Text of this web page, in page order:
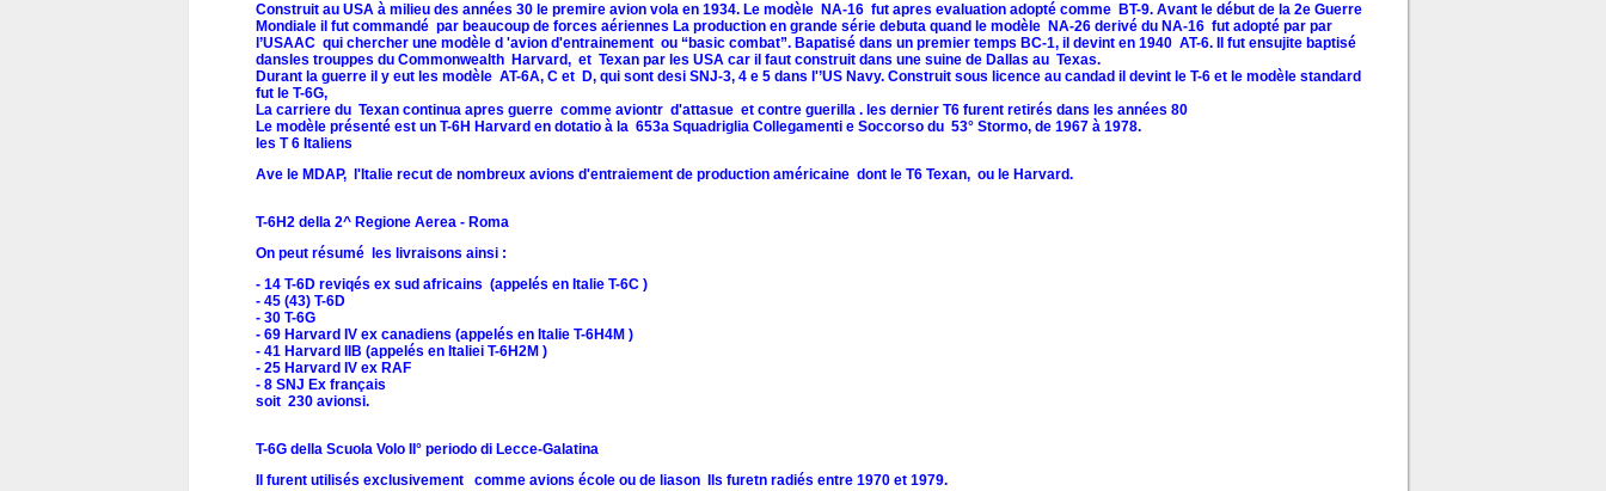
Construit au USA à milieu des années 30 le premire avion vola en 1934. Le modèle NA-16 fut apres evaluation adopté comme BT-9. Avant le début de la 2e Guerre
Mondiale il fut commandé par beaucoup de forces aériennes La production en grande série debuta quand le modèle NA-26 derivé du NA-16 fut adopté par par
l’USAAC qui chercher une modèle d 'avion d'entrainement ou “basic combat”. Bapatisé dans un premier temps BC-1, il devint en 1940 AT-6. Il fut ensujite baptisé
dansles trouppes du Commonwealth Harvard, et Texan par les USA car il faut construit dans une suine de Dallas au Texas.
Durant la guerre il y eut les modèle AT-6A, C et D, qui sont desi SNJ-3, 4 e 5 dans l'’US Navy. Construit sous licence au candad il devint le T-6 et le modèle standard
fut le T-6G,
La carriere du Texan continua apres guerre comme aviontr d'attasue et contre guerilla . les dernier T6 furent retirés dans les années 80
Le modèle présenté est un T-6H Harvard en dotatio à la 653a Squadriglia Collegamenti e Soccorso du 53° Stormo, de 1967 à 1978.
les T 6 Italiens
Ave le MDAP, l'Italie recut de nombreux avions d'entraiement de production américaine dont le T6 Texan, ou le Harvard.
T-6H2 della 2^ Regione Aerea - Roma
On peut résumé les livraisons ainsi :
- 14 T-6D reviqés ex sud africains (appelés en Italie T-6C )
- 45 (43) T-6D
- 30 T-6G
- 69 Harvard IV ex canadiens (appelés en Italie T-6H4M )
- 41 Harvard IIB (appelés en Italiei T-6H2M )
- 25 Harvard IV ex RAF
- 8 SNJ Ex français
soit 230 avionsi.
T-6G della Scuola Volo II° periodo di Lecce-Galatina
Il furent utilisés exclusivement comme avions école ou de liason Ils furetn radiés entre 1970 et 1979.